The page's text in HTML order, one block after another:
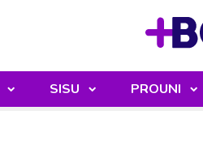
SISU PROUNI